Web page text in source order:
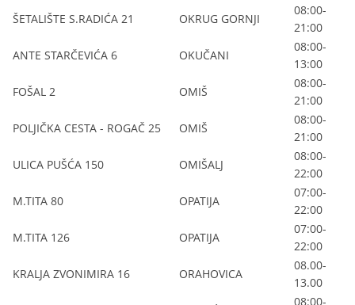
ŠETALIŠTE S.RADIĆA 21
OKRUG GORNJI
08:00-
21:00
ANTE STARČEVIĆA 6
OKUČANI
08:00-
13:00
FOŠAL 2
OMIŠ
08:00-
21:00
POLJIČKA CESTA - ROGAČ 25
OMIŠ
08:00-
21:00
ULICA PUŠĆA 150
OMIŠALJ
08:00-
22:00
M.TITA 80
OPATIJA
07:00-
22:00
M.TITA 126
OPATIJA
07:00-
22:00
KRALJA ZVONIMIRA 16
ORAHOVICA
08.00-
13.00
08:00-